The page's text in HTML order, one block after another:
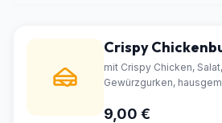
Crispy
mit Crispy Chicken,
Gewürzgurken,
9,00 €